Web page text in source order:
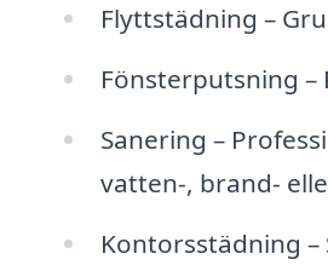
Flyttstädning –
Fönsterputsning
Sanering –
vatten-, brand-
Kontorsstädning